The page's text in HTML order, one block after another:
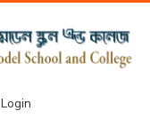
Login